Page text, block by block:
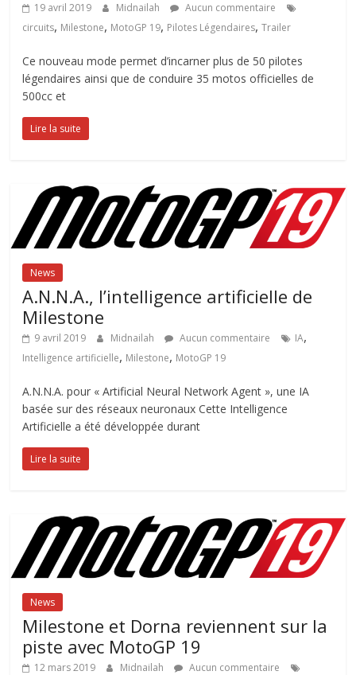
19 avril 2019 Midnailah
Aucun commentaire
circuits, Milestone, MotoGP 19, Pilotes Légendaires,Trailer
Ce nouveau mode permet d’incarner plus de 50 pilotes
légendaires ainsi que de conduire 35 motos officielles de
500cc et
Lire la suite
News
A.N.N.A., l’intelligence artificielle de
Milestone
9 avril 2019 Midnailah Aucun commentaire IA,
Intelligence artificielle, Milestone, MotoGP 19
A.N.N.A. pour « Artificial Neural Network Agent », une IA
basée sur des réseaux neuronaux Cette Intelligence
Artificielle a été développée durant
Lire la suite
News
Milestone et Dorna reviennent sur la
piste avec MotoGP 19
12 mars 2019 Midnailah Aucun commentaire